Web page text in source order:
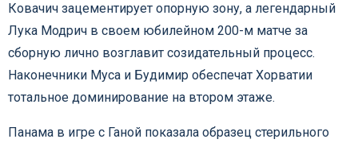
Ковачич зацементирует опорную зону, а легендарный
Лука Модрич в своем юбилейном 200-м матче за
сборную лично возглавит созидательный процесс.
Наконечники Муса и Будимир обеспечат Хорватии
тотальное доминирование на втором этаже.
Панама в игре с Ганой показала образец стерильного